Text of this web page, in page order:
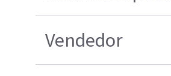
Vendedor